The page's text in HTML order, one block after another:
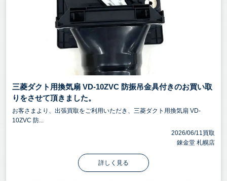
三菱ダクト用換気扇 VD-10ZVC 防振吊金具付きのお買い取
りをさせて頂きました。
お客さまより、出張買取をご利用いただき、三菱ダクト用換気扇 VD-
10ZVC 防...
2026/06/11買取
錬金堂 札幌店
詳しく見る